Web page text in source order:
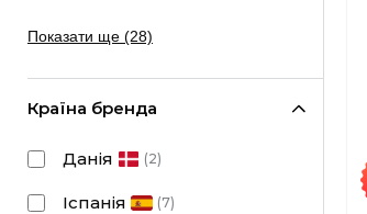
Показати ще (28)
Країна бренда
Данія (2)
Іспанія (7)